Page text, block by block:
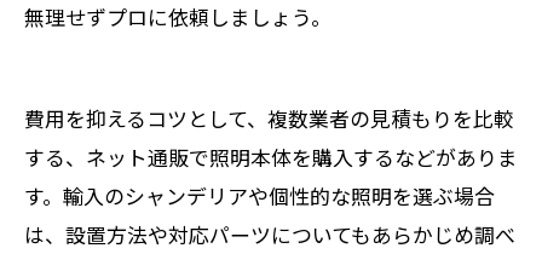
無理せずプロに依頼しましょう。
費用を抑えるコツとして、複数業者の見積もりを比較
する、ネット通販で照明本体を購入するなどがありま
す。輸入のシャンデリアや個性的な照明を選ぶ場合
は、設置方法や対応パーツについてもあらかじめ調べ